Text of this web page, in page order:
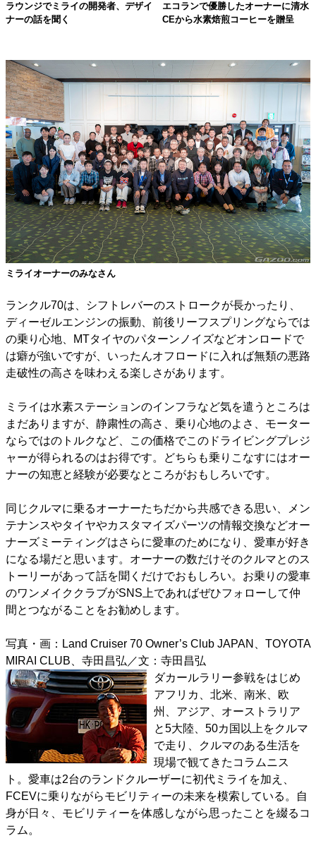
ラウンジでミライの開発者、デザイ
ナーの話を聞く
エコランで優勝したオーナーに清水
CEから水素焙煎コーヒーを贈呈
ミライオーナーのみなさん
ランクル70は、シフトレバーのストロークが長かったり、
ディーゼルエンジンの振動、前後リーフスプリングならでは
の乗り心地、MTタイヤのパターンノイズなどオンロードで
は癖が強いですが、いったんオフロードに入れば無類の悪路
走破性の高さを味わえる楽しさがあります。
ミライは水素ステーションのインフラなど気を遣うところは
まだありますが、静粛性の高さ、乗り心地のよさ、モーター
ならではのトルクなど、この価格でこのドライビングプレジ
ャーが得られるのはお得です。どちらも乗りこなすにはオー
ナーの知恵と経験が必要なところがおもしろいです。
同じクルマに乗るオーナーたちだから共感できる思い、メン
テナンスやタイヤやカスタマイズパーツの情報交換などオー
ナーズミーティングはさらに愛車のためになり、愛車が好き
になる場だと思います。オーナーの数だけそのクルマとのス
トーリーがあって話を聞くだけでおもしろい。お乗りの愛車
のワンメイククラブがSNS上であればぜひフォローして仲
間とつながることをお勧めします。
写真・画：Land Cruiser 70 Owner’s Club JAPAN、TOYOTA
MIRAI CLUB、寺田昌弘／文：寺田昌弘
ダカールラリー参戦をはじめ
アフリカ、北米、南米、欧
州、アジア、オーストラリア
と5大陸、50カ国以上をクルマ
で走り、クルマのある生活を
現場で観てきたコラムニス
ト。愛車は2台のランドクルーザーに初代ミライを加え、
FCEVに乗りながらモビリティーの未来を模索している。自
身が日々、モビリティーを体感しながら思ったことを綴るコ
ラム。